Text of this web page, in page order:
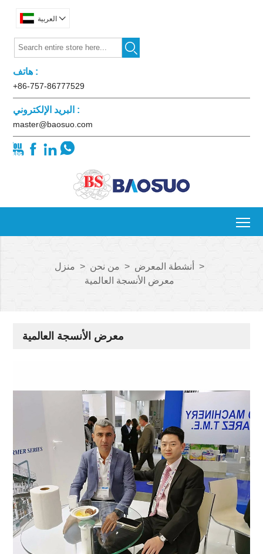
العربية 

هاتف :
+86-757-86777529
البريد الإلكتروني :
master@baosuo.com
   
منزل > من نحن > أنشطة المعرض
>
معرض الأنسجة العالمية
معرض الأنسجة العالمية